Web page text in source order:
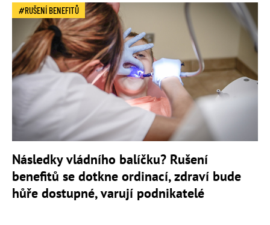
RUŠENÍ BENEFITŮ
Následky vládního balíčku? Rušení
benefitů se dotkne ordinací, zdraví bude
hůře dostupné, varují podnikatelé